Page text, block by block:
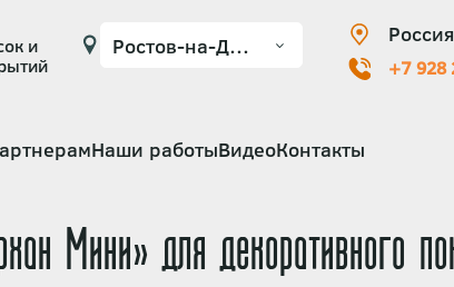
и
+7 928
Наши работыВидеоКонтакты
Мини» для декоративного